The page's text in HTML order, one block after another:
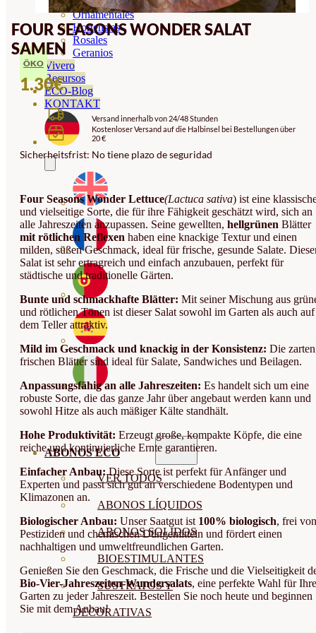
Ornamentales
Hortensias
Rosales
Geranios
Vivero
Recursos
ECO-Blog
KONTAKT
ABONOS ECO
VER TODOS
ABONOS LÍQUIDOS
ABONOS SOLIDOS
BIOESTIMULANTES
SUSTRATOS Y
DECORATIVAS
FOUR SEASONS WONDER SALAT
SAMEN
ÖKO
1.30€
Versand innerhalb von 24/48 Stunden
Kostenloser Versand auf die Halbinsel bei Bestellungen über
20 €
Sicherheitsfrist: No tiene plazo de seguridad
Four Seasons Wonder Lettuce(Lactuca sativa) ist eine
und vielseitige Sorte, die für ihre Fähigkeit geschätzt wird, sich an
alle Jahreszeiten anzupassen. Seine gewellten, hellgrünen Blätter
mit rötlichen Reflexen haben eine knackige Textur und einen
milden, süßen Geschmack, ideal für frische, gesunde Salate.
Salat ist sehr ertragreich und einfach anzubauen, perfekt für
städtische und traditionelle Gärten.
Bunte und schmackhafte Blätter: Mit seiner Mischung aus
und rötlichen Tönen ist dieser Salat sowohl im Garten als auch auf
dem Teller attraktiv.
Mild im Geschmack und knackig in der Konsistenz: Die
frischen Blätter sind ideal für Salate, Sandwiches und Beilagen.
Anpassungsfähig an alle Jahreszeiten: Es handelt sich um eine
robuste Sorte, die das ganze Jahr über angebaut werden kann und
sowohl Hitze als auch mäßiger Kälte standhält.
Hohe Produktivität: Erzeugt große, kompakte Köpfe, die eine
reiche und kontinuierliche Ernte garantieren.
Einfacher Anbau:Diese Sorte ist perfekt für Anfänger und
Experten und passt sich gut an verschiedene Bodentypen und
Klimazonen an.
Biologischer Anbau: Unser Saatgut ist 100% biologisch, frei von
Pestiziden und chemischen Düngemitteln und fördert einen
nachhaltigen und umweltfreundlichen Garten.
Genießen Sie den Geschmack, die Frische und die Vielseitigkeit
Bio-Vier-Jahreszeiten-Wundersalats, eine perfekte Wahl für
Garten zu jeder Jahreszeit. Bestellen Sie noch heute und beginnen
Sie mit dem Anbau!